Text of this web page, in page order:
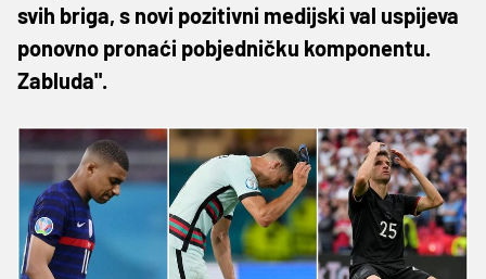
svih briga, s novi pozitivni medijski val uspijeva
ponovno pronaći pobjedničku komponentu.
Zabluda".